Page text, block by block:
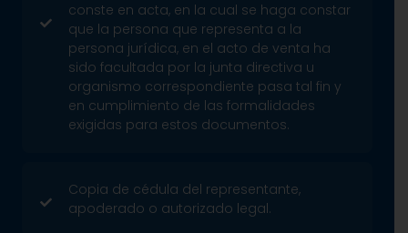
conste en acta, en la cual se haga constar
que la persona que representa a la
persona jurídica, en el acto de venta ha
sido facultada por la junta directiva u
organismo correspondiente pasa tal fin y
en cumplimiento de las formalidades
exigidas para estos documentos.
Copia de cédula del representante,
apoderado o autorizado legal.